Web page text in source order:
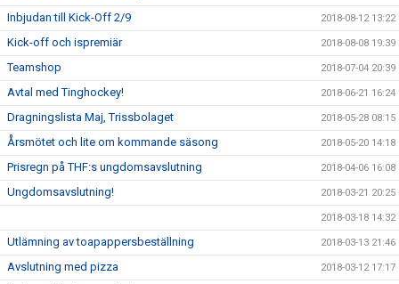
Inbjudan till Kick-Off 2/9 2018-08-12 13:22
Kick-off och ispremiär 2018-08-08 19:39
Teamshop 2018-07-04 20:39
Avtal med Tinghockey! 2018-06-21 16:24
Dragningslista Maj, Trissbolaget 2018-05-28 08:15
Årsmötet och lite om kommande säsong 2018-05-20 14:18
Prisregn på THF:s ungdomsavslutning 2018-04-06 16:08
Ungdomsavslutning! 2018-03-21 20:25
2018-03-18 14:32
Utlämning av toapappersbeställning 2018-03-13 21:46
Avslutning med pizza 2018-03-12 17:17